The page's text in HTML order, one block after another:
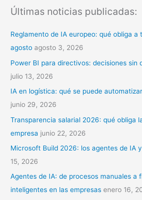
c
r
:
Últimas noticias publicadas:
Reglamento de IA europeo: qué obliga a
agosto agosto 3, 2026
Power BI para directivos: decisiones sin
julio 13, 2026
IA en logística: qué se puede
junio 29, 2026
Transparencia salarial 2026: qué obliga
empresa junio 22, 2026
Microsoft Build 2026: los agentes de IA
15, 2026
Agentes de IA: de procesos manuales a
inteligentes en las empresas enero 16,